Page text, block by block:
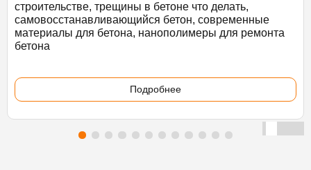
строительстве, трещины в бетоне что делать,
самовосстанавливающийся бетон, современные
материалы для бетона, нанополимеры для ремонта
бетона
Подробнее